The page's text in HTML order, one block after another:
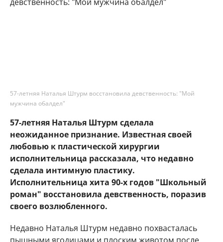
57-летняя Наталья Штурм восстановила девственность: "Мой
мужчина обалдел"
57-летняя Наталья Штурм сделала
неожиданное признание. Известная своей
любовью к пластической хирургии
исполнительница рассказала, что недавно
сделала интимную пластику.
Исполнительница хита 90-х годов "Школьный
роман" восстановила девственность, поразив
своего возлюбленного.
Недавно Наталья Штурм недавно похвасталась